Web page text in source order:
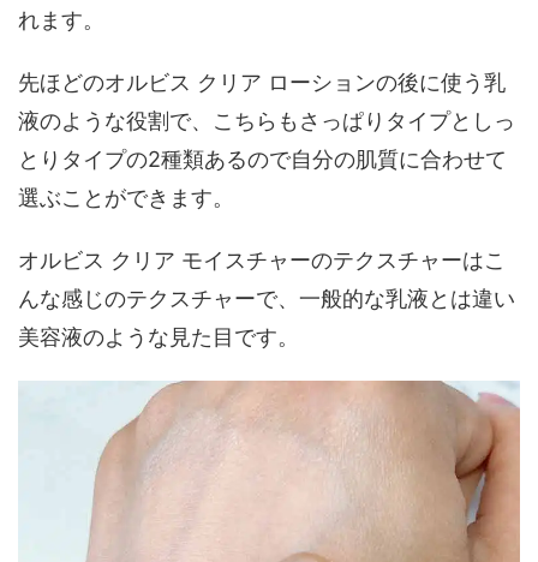
れます。
先ほどのオルビス クリア ローションの後に使う乳
液のような役割で、こちらもさっぱりタイプとしっ
とりタイプの2種類あるので自分の肌質に合わせて
選ぶことができます。
オルビス クリア モイスチャーのテクスチャーはこ
んな感じのテクスチャーで、一般的な乳液とは違い
美容液のような見た目です。